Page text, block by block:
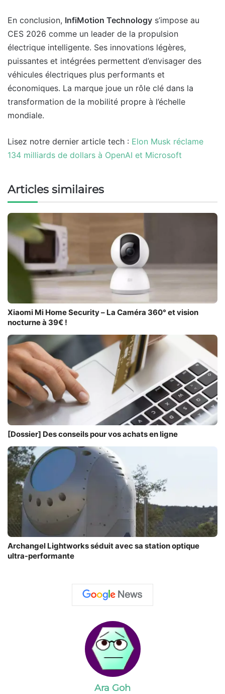
En conclusion, InfiMotion Technology s’impose au
CES 2026 comme un leader de la propulsion
électrique intelligente. Ses innovations légères,
puissantes et intégrées permettent d’envisager des
véhicules électriques plus performants et
économiques. La marque joue un rôle clé dans la
transformation de la mobilité propre à l’échelle
mondiale.
Lisez notre dernier article tech : Elon Musk réclame
134 milliards de dollars à OpenAI et Microsoft
Articles similaires
Xiaomi Mi Home Security – La Caméra 360° et vision
nocturne à 39€ !
[Dossier] Des conseils pour vos achats en ligne
Archangel Lightworks séduit avec sa station optique
ultra-performante
Ara Goh